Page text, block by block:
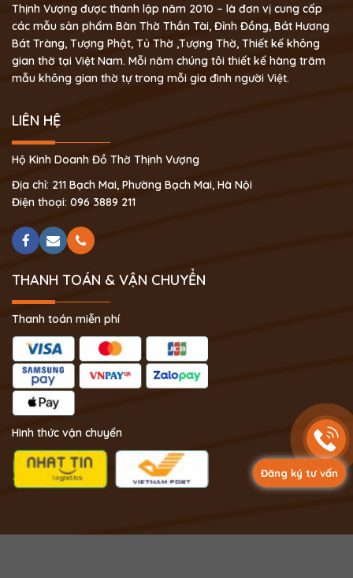
Đăng ký tư vấn
Thịnh Vượng được thành lập năm 2010 – là đơn vị cung cấp
các mẫu sản phẩm Bàn Thờ Thần Tài, Đỉnh Đồng, Bát Hương
Bát Tràng, Tượng Phật, Tủ Thờ ,Tượng Thờ, Thiết kế không
gian thờ tại Việt Nam. Mỗi năm chúng tôi thiết kế hàng trăm
mẫu không gian thờ tự trong mỗi gia đình người Việt.
LIÊN HỆ
Hộ Kinh Doanh Đồ Thờ Thịnh Vượng
Địa chỉ: 211 Bạch Mai, Phường Bạch Mai, Hà Nội
Điện thoại: 096 3889 211
THANH TOÁN & VẬN CHUYỂN
Thanh toán miễn phí
Hình thức vận chuyển